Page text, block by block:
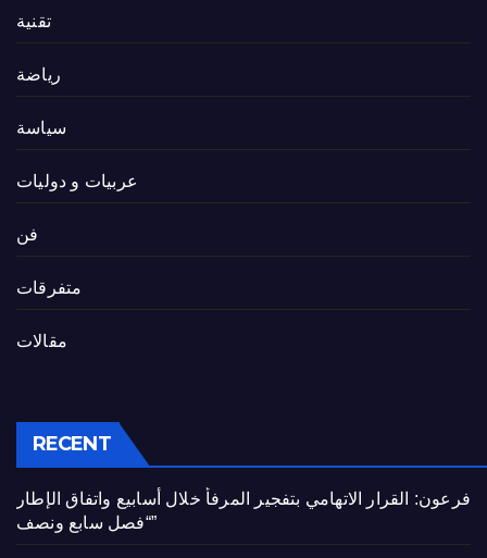
تقنية
رياضة
سياسة
عربيات و دوليات
فن
متفرقات
مقالات
RECENT
فرعون: القرار الاتهامي بتفجير المرفأ خلال أسابيع واتفاق الإطار
“فصل سابع ونصف”